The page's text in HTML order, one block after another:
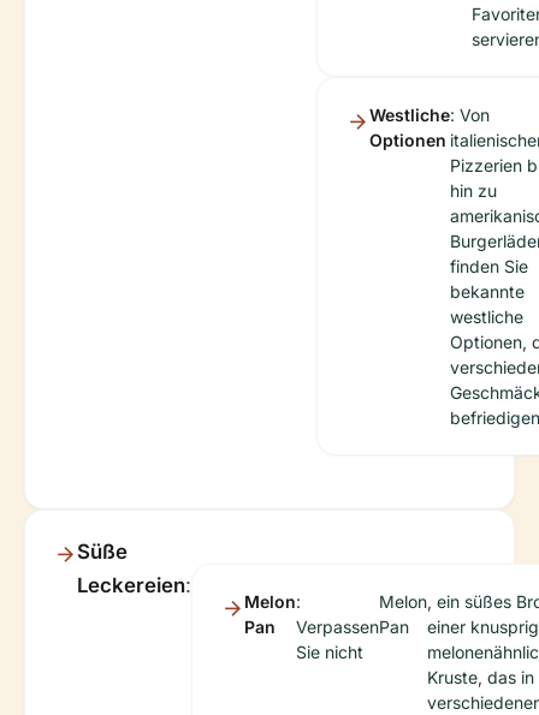
Westliche
Optionen
: Von
Pizzerien
hin zu
finden Sie
bekannte
westliche
Optionen,
Süße
Leckereien:
Melon
Pan
:
Verpassen
Sie nicht
Melon
Pan
, ein süßes
einer
Kruste, das in